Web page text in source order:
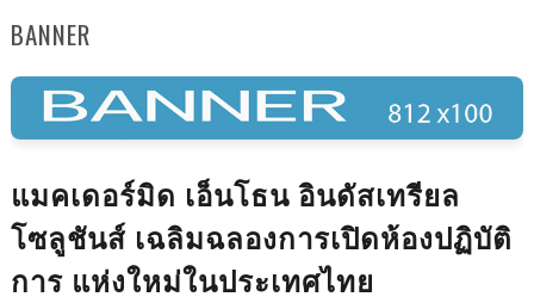
BANNER
แมคเดอร์มิด เอ็นโธน อินดัสเทรียล
โซลูชันส์ เฉลิมฉลองการเปิดห้องปฏิบัติ
การ แห่งใหม่ในประเทศไทย